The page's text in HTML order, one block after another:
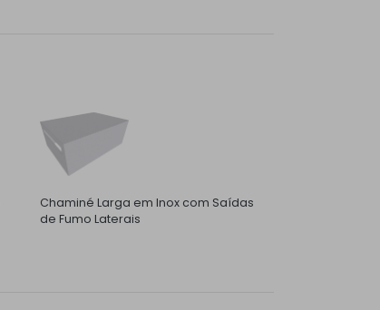
Chaminé Larga em Inox com Saídas
de Fumo Laterais